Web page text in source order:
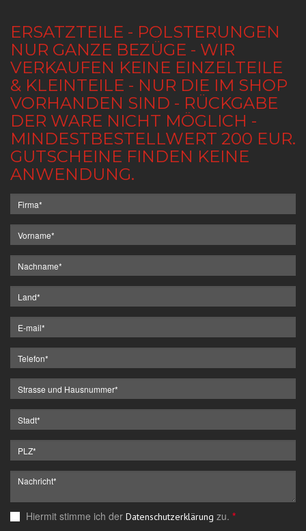
ERSATZTEILE - POLSTERUNGEN
NUR GANZE BEZÜGE - WIR
VERKAUFEN KEINE EINZELTEILE
& KLEINTEILE - NUR DIE IM SHOP
VORHANDEN SIND - RÜCKGABE
DER WARE NICHT MÖGLICH -
MINDESTBESTELLWERT 200 EUR.
GUTSCHEINE FINDEN KEINE
ANWENDUNG.
Hiermit stimme ich der Datenschutzerklärung zu. *